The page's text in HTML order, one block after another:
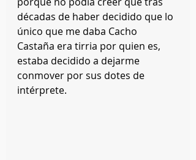
décadas de haber decidido que lo
único que me daba Cacho
Castaña era tirria por quien es,
estaba decidido a dejarme
conmover por sus dotes de
intérprete.